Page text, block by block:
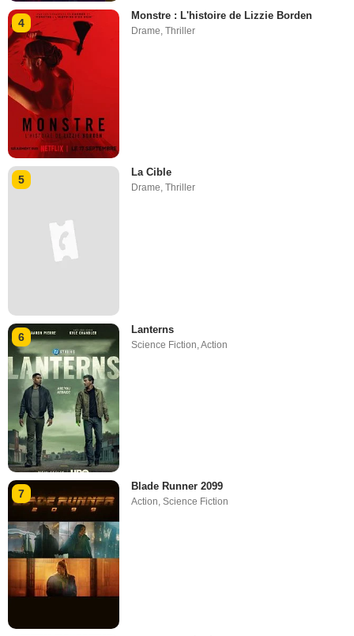
4
Monstre : L'histoire de Lizzie Borden
Drame,Thriller
5
La Cible
Drame,Thriller
6
Lanterns
Science Fiction ,Action
7
Blade Runner 2099
Action,Science Fiction